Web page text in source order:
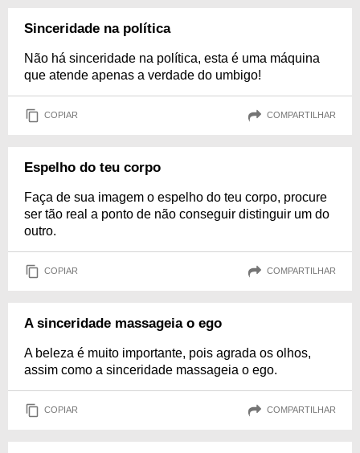
Sinceridade na política
Não há sinceridade na política, esta é uma máquina
que atende apenas a verdade do umbigo!
COPIAR COMPARTILHAR
Espelho do teu corpo
Faça de sua imagem o espelho do teu corpo, procure
ser tão real a ponto de não conseguir distinguir um do
outro.
COPIAR COMPARTILHAR
A sinceridade massageia o ego
A beleza é muito importante, pois agrada os olhos,
assim como a sinceridade massageia o ego.
COPIAR COMPARTILHAR